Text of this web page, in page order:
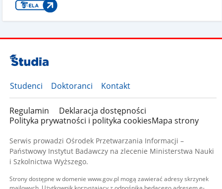
Studenci Doktoranci Kontakt
Regulamin
Deklaracja dostępności
Polityka prywatności i polityka cookiesMapa strony
Serwis prowadzi Ośrodek Przetwarzania Informacji –
Państwowy Instytut Badawczy na zlecenie Ministerstwa Nauki
i Szkolnictwa Wyższego.
Strony dostępne w domenie www.gov.pl mogą zawierać adresy skrzynek